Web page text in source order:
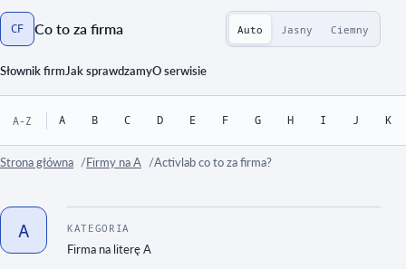
CF Co to za firma
Strona główna
Słownik firmJak sprawdzamyO serwisie
Auto Jasny Ciemny
A-Z A B C D E F G H I J K
Strona główna Firmy na A Activlab co to za firma?
A KATEGORIA
Firma na literęA